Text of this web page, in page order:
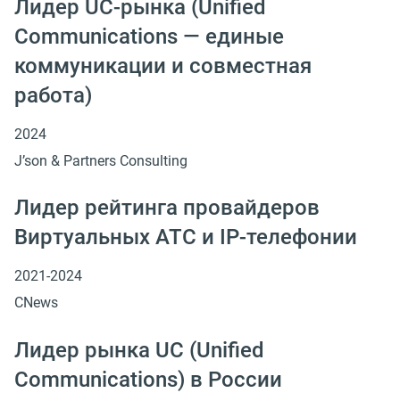
Лидер UC-рынка (Unified
Сommunications — единые
коммуникации и совместная
работа)
2024
J’son & Partners Consulting
Лидер рейтинга провайдеров
Виртуальных АТС и IP-телефонии
2021-2024
CNews
Лидер рынка UC (Unified
Сommunications) в России